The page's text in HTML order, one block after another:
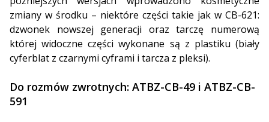
zmiany w środku – niektóre części takie jak w CB-621:
dzwonek nowszej generacji oraz tarczę numerową
której widoczne części wykonane są z plastiku (biały
cyferblat z czarnymi cyframi i tarcza z pleksi).
Do rozmów zwrotnych: ATBZ-CB-49 i ATBZ-CB-
591